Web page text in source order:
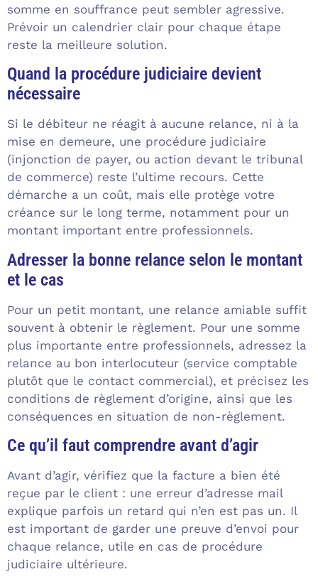
somme en souffrance peut sembler agressive.
Prévoir un calendrier clair pour chaque étape
reste la meilleure solution.
Quand la procédure judiciaire devient
nécessaire
Si le débiteur ne réagit à aucune relance, ni à la
mise en demeure, une procédure judiciaire
(injonction de payer, ou action devant le tribunal
de commerce) reste l’ultime recours. Cette
démarche a un coût, mais elle protège votre
créance sur le long terme, notamment pour un
montant important entre professionnels.
Adresser la bonne relance selon le montant
et le cas
Pour un petit montant, une relance amiable suffit
souvent à obtenir le règlement. Pour une somme
plus importante entre professionnels, adressez la
relance au bon interlocuteur (service comptable
plutôt que le contact commercial), et précisez les
conditions de règlement d’origine, ainsi que les
conséquences en situation de non-règlement.
Ce qu’il faut comprendre avant d’agir
Avant d’agir, vérifiez que la facture a bien été
reçue par le client : une erreur d’adresse mail
explique parfois un retard qui n’en est pas un. Il
est important de garder une preuve d’envoi pour
chaque relance, utile en cas de procédure
judiciaire ultérieure.